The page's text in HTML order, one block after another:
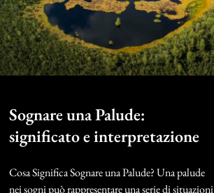
Sognare una Palude:
significato e interpretazione
Cosa Significa Sognare una Palude? Una palude
nei sogni può rappresentare una serie di situazioni